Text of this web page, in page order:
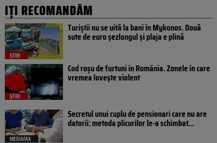
IȚI RECOMANDĂM
ȘTIRI
Turiștii nu se uită la bani în Mykonos. Două
sute de euro șezlongul și plaja e plină
ȘTIRI
Cod roșu de furtuni în România. Zonele în care
vremea lovește violent
MEDIAFAX
Secretul unui cuplu de pensionari care nu are
datorii: metoda plicurilor le-a schimbat...